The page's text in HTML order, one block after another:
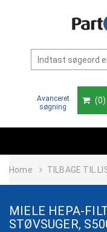
Avanceret
søgning
(0)
Home TILBAGE TIL
MIELE HEPA-
STØVSUGER,